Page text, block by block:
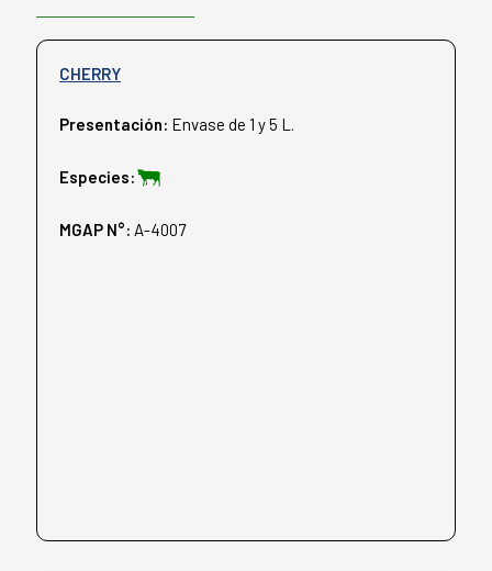
CHERRY
Presentación: Envase de 1 y 5 L.
Especies:
MGAP N°: A-4007